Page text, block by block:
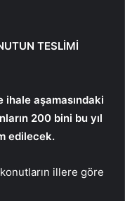
TESLİMİ
ihale aşamasındaki
200 bini bu yıl
edilecek.
illere göre